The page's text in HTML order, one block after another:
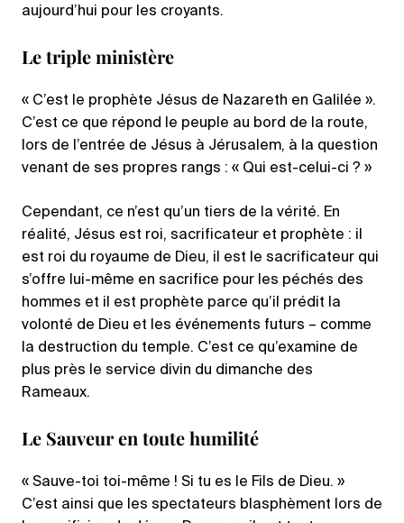
aujourd’hui pour les croyants.
Le triple ministère
« C’est le prophète Jésus de Nazareth en Galilée ».
C’est ce que répond le peuple au bord de la route,
lors de l’entrée de Jésus à Jérusalem, à la question
venant de ses propres rangs : « Qui est-celui-ci ? »
Cependant, ce n’est qu’un tiers de la vérité. En
réalité, Jésus est roi, sacrificateur et prophète : il
est roi du royaume de Dieu, il est le sacrificateur qui
s’offre lui-même en sacrifice pour les péchés des
hommes et il est prophète parce qu’il prédit la
volonté de Dieu et les événements futurs – comme
la destruction du temple. C’est ce qu’examine de
plus près le service divin du dimanche des
Rameaux.
Le Sauveur en toute humilité
« Sauve-toi toi-même ! Si tu es le Fils de Dieu. »
C’est ainsi que les spectateurs blasphèment lors de